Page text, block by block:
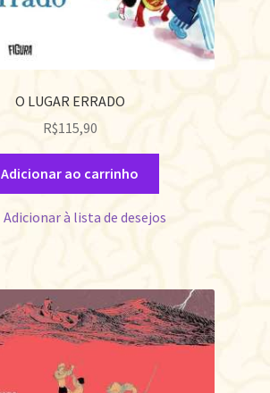
O LUGAR ERRADO
R$115,90
Adicionar ao carrinho
Adicionar à lista de desejos